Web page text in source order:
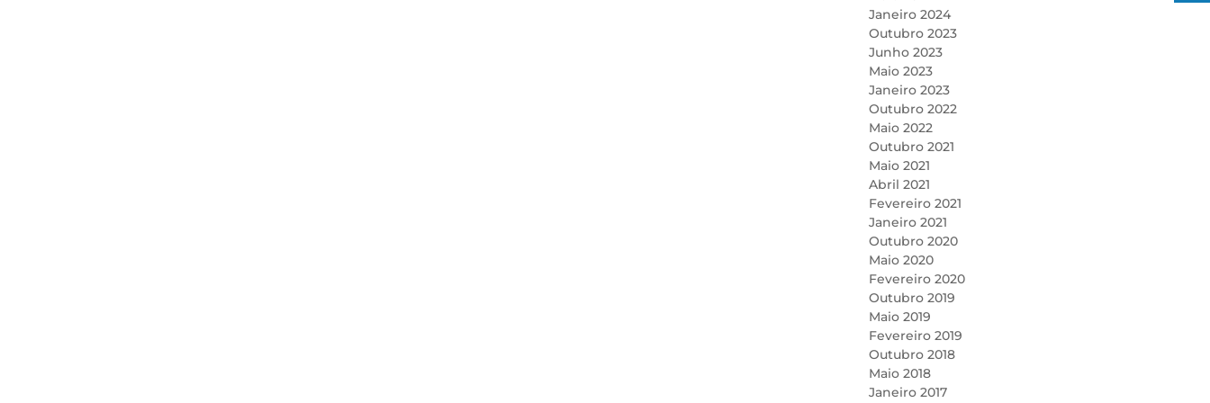
Janeiro 2024
Outubro 2023
Junho 2023
Maio 2023
Janeiro 2023
Outubro 2022
Maio 2022
Outubro 2021
Maio 2021
Abril 2021
Fevereiro 2021
Janeiro 2021
Outubro 2020
Maio 2020
Fevereiro 2020
Outubro 2019
Maio 2019
Fevereiro 2019
Outubro 2018
Maio 2018
Janeiro 2017